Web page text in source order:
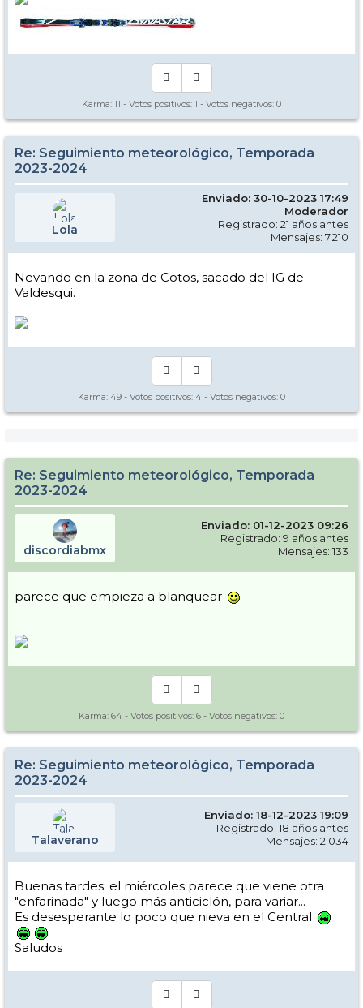
Karma: 11 - Votos positivos: 1 - Votos negativos: 0
Re: Seguimiento meteorológico, Temporada
2023-2024
Lola
Enviado: 30-10-2023 17:49
Moderador
Registrado: 21 años antes
Mensajes: 7.210
Nevando en la zona de Cotos, sacado del IG de
Valdesqui.
Karma: 49 - Votos positivos: 4 - Votos negativos: 0
Re: Seguimiento meteorológico, Temporada
2023-2024
discordiabmx
Enviado: 01-12-2023 09:26
Registrado: 9 años antes
Mensajes: 133
parece que empieza a blanquear
Karma: 64 - Votos positivos: 6 - Votos negativos: 0
Re: Seguimiento meteorológico, Temporada
2023-2024
Talaverano
Enviado: 18-12-2023 19:09
Registrado: 18 años antes
Mensajes: 2.034
Buenas tardes: el miércoles parece que viene otra
"enfarinada" y luego más anticiclón, para variar...
Es desesperante lo poco que nieva en el Central
Saludos